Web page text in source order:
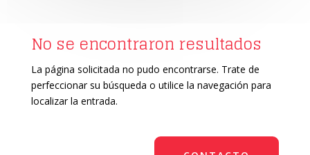
No se encontraron resultados
La página solicitada no pudo encontrarse. Trate de
perfeccionar su búsqueda o utilice la navegación para
localizar la entrada.